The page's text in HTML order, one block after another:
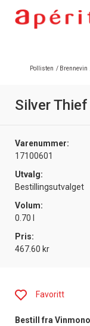
Pollisten / Brennevin
Silver
Varenummer:
17100601
Utvalg:
Bestillingsutvalget
Volum:
0.70 l
Pris:
467.60 kr
Favoritt
Bestill fra